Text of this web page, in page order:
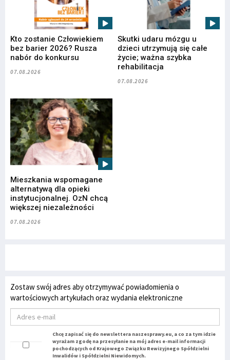
Kto zostanie Człowiekiem
bez barier 2026? Rusza
nabór do konkursu
07.08.2026
Skutki udaru mózgu u
dzieci utrzymują się całe
życie; ważna szybka
rehabilitacja
07.08.2026
Mieszkania wspomagane
alternatywą dla opieki
instytucjonalnej. OzN chcą
większej niezależności
07.08.2026
Zostaw swój adres aby otrzymywać powiadomienia o
wartościowych artykułach oraz wydania elektroniczne
Chcę zapisać się do newslettera naszesprawy.eu, a co za tym idzie
wyrażam zgodę na przesyłanie na mój adres e-mail informacji
pochodzących od Krajowego Związku Rewizyjnego Spółdzielni
Inwalidów i Spółdzielni Niewidomych.